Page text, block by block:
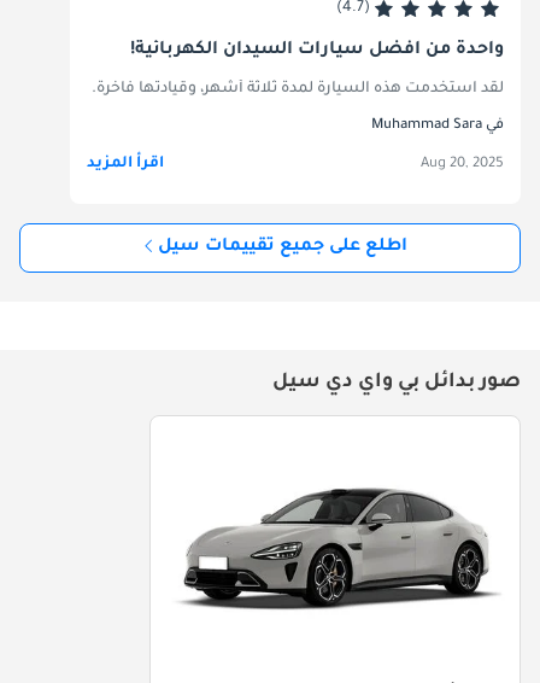
(4.7)
واحدة من أفضل سيارات السيدان الكهربائية!
لقد استخدمت هذه السيارة لمدة ثلاثة أشهر، وقيادتها فاخرة. مدى
في Muhammad Sara
Aug 20, 2025 اقرأ المزيد
اطلع على جميع تقييمات سيل
صور بدائل بي واي دي سيل